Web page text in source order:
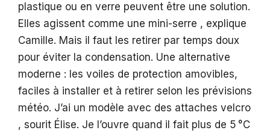
plastique ou en verre peuvent être une solution.
Elles agissent comme une mini-serre , explique
Camille. Mais il faut les retirer par temps doux
pour éviter la condensation. Une alternative
moderne : les voiles de protection amovibles,
faciles à installer et à retirer selon les prévisions
météo. J’ai un modèle avec des attaches velcro
, sourit Élise. Je l’ouvre quand il fait plus de 5 °C